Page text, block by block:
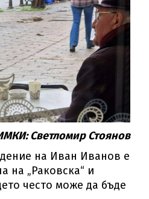
Светломир Стоянов
на Иван Иванов е
на „Раковска“ и
често може да бъде